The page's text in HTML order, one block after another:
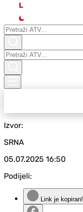
L
Izvor:
SRNA
05.07.2025 16:50
Podijeli:
Link je kopiran!